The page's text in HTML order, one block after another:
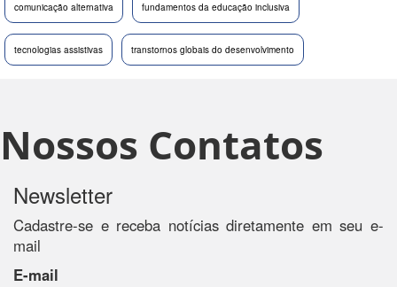
comunicação alternativa fundamentos da educação inclusiva
tecnologias assistivas transtornos globais do desenvolvimento
Nossos Contatos
Newsletter
Cadastre-se e receba notícias diretamente em seu e-
mail
E-mail